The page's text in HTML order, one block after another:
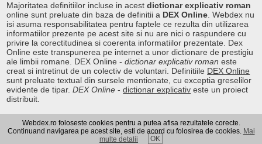
Majoritatea definitiilor incluse in acestdictionar explicativ roman
online sunt preluate din baza de definitii a DEX Online . Webdex nu
isi asuma responsabilitatea pentru faptele ce rezulta din utilizarea
informatiilor prezente pe acest site si nu are nici o raspundere cu
privire la corectitudinea si coerenta informatiilor prezentate. Dex
Online este transpunerea pe internet a unor dictionare de prestigiu
ale limbii romane. DEX Online -dictionar explicativ roman este
creat si intretinut de un colectiv de voluntari. Definitiile DEX Online
sunt preluate textual din sursele mentionate, cu exceptia greselilor
evidente de tipar.DEX Online -dictionar explicativ este un proiect
distribuit.
Curs valutar|Kurs walut|Pret fier vechi
Webdex.ro foloseste cookies pentru a putea afisa rezultatele corecte.
Continuand navigarea pe acest site, esti de acord cu folosirea de cookies. Mai
multe detalii
OK